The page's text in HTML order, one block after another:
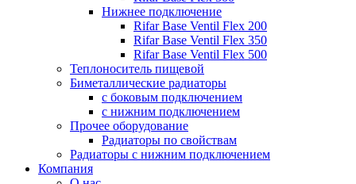
Нижнее подключение
Rifar Base Ventil Flex 200
Rifar Base Ventil Flex 350
Rifar Base Ventil Flex 500
Теплоноситель пищевой
Биметаллические радиаторы
с боковым подключением
с нижним подключением
Прочее оборудование
Радиаторы по свойствам
Радиаторы с нижним подключением
Компания